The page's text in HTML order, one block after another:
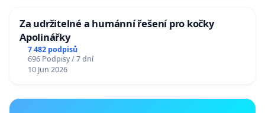
Za udržitelné a humánní řešení pro kočky
Apolinářky
7 482 podpisů
696 Podpisy / 7 dní
10 Jun 2026